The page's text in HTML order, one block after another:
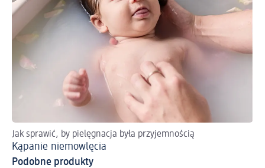
Jak sprawić, by pielęgnacja była przyjemnością
Kąpanie niemowlęcia
Podobne produkty